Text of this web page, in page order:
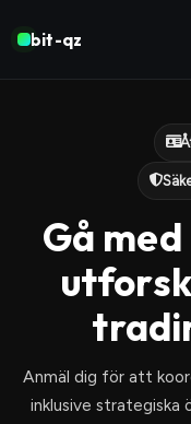
bit-qz
Gå
Anmäl dig för att
inklusive strategiska